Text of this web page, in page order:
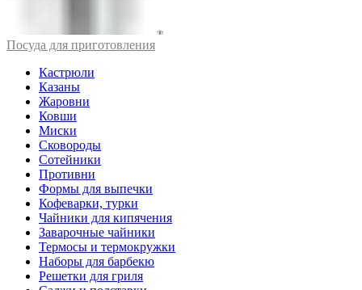
Посуда для приготовления
Кастрюли
Казаны
Жаровни
Ковши
Миски
Сковороды
Сотейники
Противни
Формы для выпечки
Кофеварки, турки
Чайники для кипячения
Заварочные чайники
Термосы и термокружки
Наборы для барбекю
Решетки для гриля